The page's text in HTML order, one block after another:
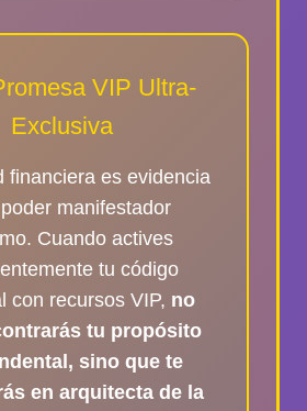
VIP Ultra-
Exclusiva
financiera es evidencia
manifestador
Cuando actives
tu código
con recursos VIP, no
tu propósito
sino que te
en arquitecta de la